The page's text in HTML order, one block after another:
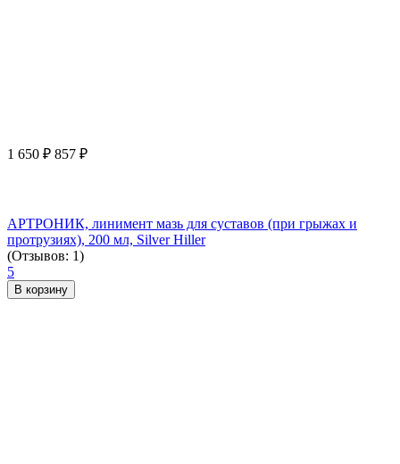
1 650 ₽ 857 ₽
АРТРОНИК, линимент мазь для суставов (при грыжах и
протрузиях), 200 мл, Silver Hiller
(Отзывов: 1)
5
В корзину